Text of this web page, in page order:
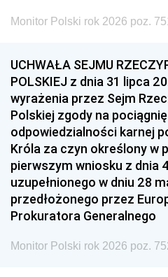
Monitor Polski rok 2026 poz.
UCHWAŁA SEJMU
POLSKIEJ z dnia 31 lipca
wyrażenia przez Sejm
Polskiej zgody na
odpowiedzialności karnej
Króla za czyn określony w
pierwszym wniosku z dnia
uzupełnionego w dniu 28
przedłożonego przez
Prokuratora Generalnego
Monitor Polski rok 2026 poz.